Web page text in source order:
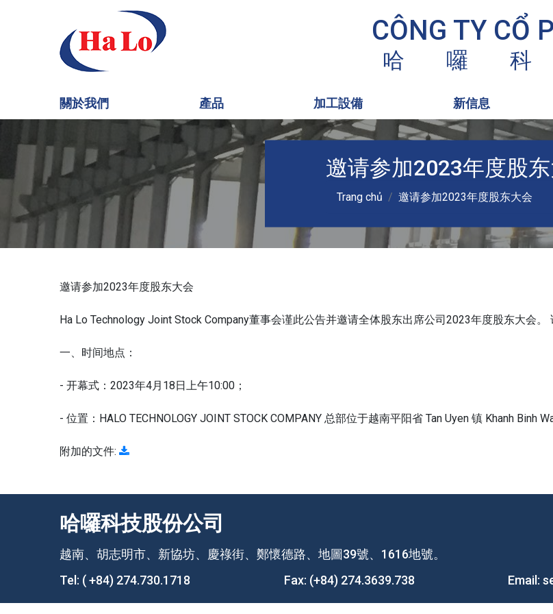
CÔNG TY CỔ
哈 囉 科
關於我們 產品 加工設備 新信息
邀请参加2023年度股
Trang chủ 邀请参加2023年度股东大会
邀请参加2023年度股东大会
Ha Lo Technology Joint Stock Company董事会谨此公告并邀请全体股东出席公司2023年度股东大会。
一、时间地点：
- 开幕式：2023年4月18日上午10:00；
- 位置：HALO TECHNOLOGY JOINT STOCK COMPANY 总部位于越南平阳省 Tan Uyen 镇 Khanh Binh
附加的文件:
哈囉科技股份公司
越南、胡志明市、新協坊、慶祿街、鄭懷德路、地圖39號、1616地號。
Tel: ( +84) 274.730.1718 Fax: (+84) 274.3639.738 Email: